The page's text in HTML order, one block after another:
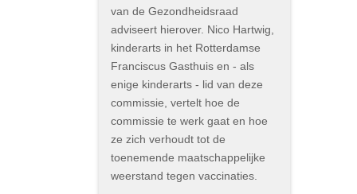
van de Gezondheidsraad
adviseert hierover. Nico Hartwig,
kinderarts in het Rotterdamse
Franciscus Gasthuis en - als
enige kinderarts - lid van deze
commissie, vertelt hoe de
commissie te werk gaat en hoe
ze zich verhoudt tot de
toenemende maatschappelijke
weerstand tegen vaccinaties.